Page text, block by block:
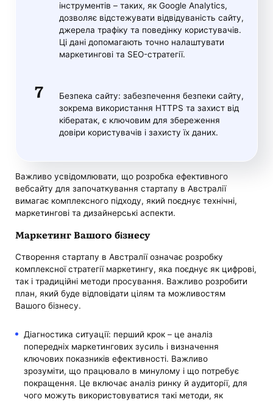
інструментів – таких, як Google Analytics,
дозволяє відстежувати відвідуваність сайту,
джерела трафіку та поведінку користувачів.
Ці дані допомагають точно налаштувати
маркетингові та SEO-стратегії.
Безпека сайту: забезпечення безпеки сайту,
зокрема використання HTTPS та захист від
кібератак, є ключовим для збереження
довіри користувачів і захисту їх даних.
Важливо усвідомлювати, що розробка ефективного
вебсайту для започаткування стартапу в Австралії
вимагає комплексного підходу, який поєднує технічні,
маркетингові та дизайнерські аспекти.
Маркетинг Вашого бізнесу
Створення стартапу в Австралії означає розробку
комплексної стратегії маркетингу, яка поєднує як цифрові,
так і традиційні методи просування. Важливо розробити
план, який буде відповідати цілям та можливостям
Вашого бізнесу.
Діагностика ситуації: перший крок – це аналіз
попередніх маркетингових зусиль і визначення
ключових показників ефективності. Важливо
зрозуміти, що працювало в минулому і що потребує
покращення. Це включає аналіз ринку й аудиторії, для
чого можуть використовуватися такі методи, як